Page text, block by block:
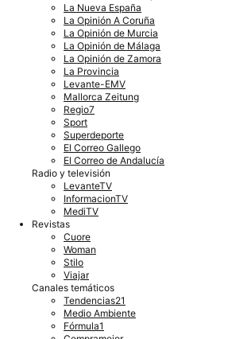
La Nueva España
La Opinión A Coruña
La Opinión de Murcia
La Opinión de Málaga
La Opinión de Zamora
La Provincia
Levante-EMV
Mallorca Zeitung
Regio7
Sport
Superdeporte
El Correo Gallego
El Correo de Andalucía
Radio y televisión
LevanteTV
InformacionTV
MediTV
Revistas
Cuore
Woman
Stilo
Viajar
Canales temáticos
Tendencias21
Medio Ambiente
Fórmula1